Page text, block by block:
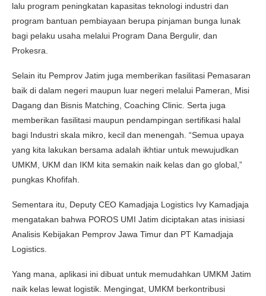
lalu program peningkatan kapasitas teknologi industri dan
program bantuan pembiayaan berupa pinjaman bunga lunak
bagi pelaku usaha melalui Program Dana Bergulir, dan
Prokesra.
Selain itu Pemprov Jatim juga memberikan fasilitasi Pemasaran
baik di dalam negeri maupun luar negeri melalui Pameran, Misi
Dagang dan Bisnis Matching, Coaching Clinic. Serta juga
memberikan fasilitasi maupun pendampingan sertifikasi halal
bagi Industri skala mikro, kecil dan menengah. “Semua upaya
yang kita lakukan bersama adalah ikhtiar untuk mewujudkan
UMKM, UKM dan IKM kita semakin naik kelas dan go global,”
pungkas Khofifah.
Sementara itu, Deputy CEO Kamadjaja Logistics Ivy Kamadjaja
mengatakan bahwa POROS UMI Jatim diciptakan atas inisiasi
Analisis Kebijakan Pemprov Jawa Timur dan PT Kamadjaja
Logistics.
Yang mana, aplikasi ini dibuat untuk memudahkan UMKM Jatim
naik kelas lewat logistik. Mengingat, UMKM berkontribusi